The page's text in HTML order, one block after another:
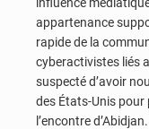
appartenance
rapide de la
cyberactivistes liés
suspecté d’avoir
des États-Unis pour
l’encontre d’Abidjan.